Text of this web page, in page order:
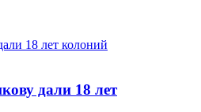
дали 18 лет